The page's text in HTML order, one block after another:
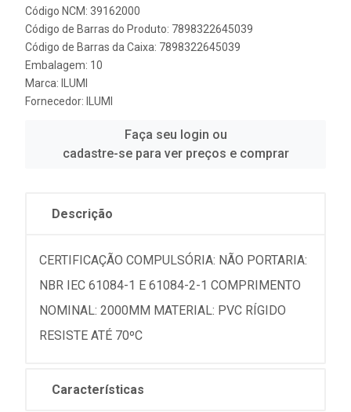
Código NCM: 39162000
Código de Barras do Produto: 7898322645039
Código de Barras da Caixa: 7898322645039
Embalagem: 10
Marca:
ILUMI
Fornecedor:
ILUMI
Faça seu login ou
cadastre-se para ver preços e comprar
Descrição
CERTIFICAÇÃO COMPULSÓRIA: NÃO PORTARIA:
NBR IEC 61084-1 E 61084-2-1 COMPRIMENTO
NOMINAL: 2000MM MATERIAL: PVC RÍGIDO
RESISTE ATÉ 70ºC
Características